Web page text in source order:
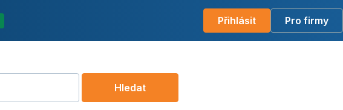
Přihlásit Pro firmy
Hledat